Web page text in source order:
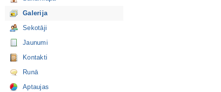
Galerija
Sekotāji
Jaunumi
Kontakti
Runā
Aptaujas